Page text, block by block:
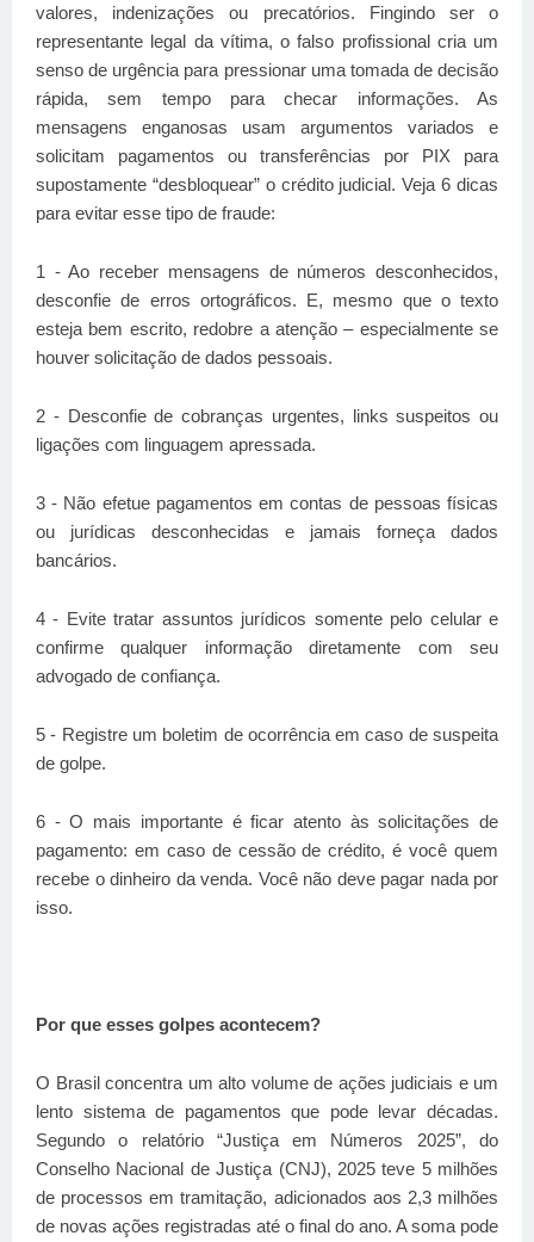
valores, indenizações ou precatórios. Fingindo ser o
representante legal da vítima, o falso profissional cria um
senso de urgência para pressionar uma tomada de decisão
rápida, sem tempo para checar informações. As
mensagens enganosas usam argumentos variados e
solicitam pagamentos ou transferências por PIX para
supostamente “desbloquear” o crédito judicial. Veja 6 dicas
para evitar esse tipo de fraude:
1 - Ao receber mensagens de números desconhecidos,
desconfie de erros ortográficos. E, mesmo que o texto
esteja bem escrito, redobre a atenção – especialmente se
houver solicitação de dados pessoais.
2 - Desconfie de cobranças urgentes, links suspeitos ou
ligações com linguagem apressada.
3 - Não efetue pagamentos em contas de pessoas físicas
ou jurídicas desconhecidas e jamais forneça dados
bancários.
4 - Evite tratar assuntos jurídicos somente pelo celular e
confirme qualquer informação diretamente com seu
advogado de confiança.
5 - Registre um boletim de ocorrência em caso de suspeita
de golpe.
6 - O mais importante é ficar atento às solicitações de
pagamento: em caso de cessão de crédito, é você quem
recebe o dinheiro da venda. Você não deve pagar nada por
isso.
Por que esses golpes acontecem?
O Brasil concentra um alto volume de ações judiciais e um
lento sistema de pagamentosque pode levar décadas.
Segundo o relatório “Justiça em Números 2025”, do
Conselho Nacional de Justiça (CNJ), 2025 teve 5 milhões
de processos em tramitação, adicionados aos 2,3 milhões
de novas ações registradas até o final do ano. A soma pode